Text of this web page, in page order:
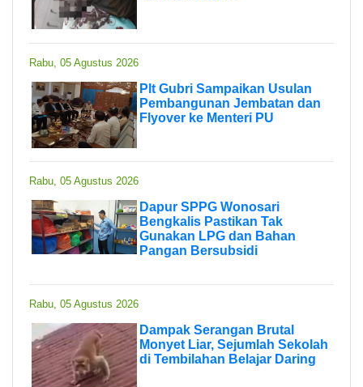
Rabu, 05 Agustus 2026
Plt Gubri Sampaikan Usulan
Pembangunan Jembatan dan
Flyover ke Menteri PU
Rabu, 05 Agustus 2026
Dapur SPPG Wonosari
Bengkalis Pastikan Tak
Gunakan LPG dan Bahan
Pangan Bersubsidi
Rabu, 05 Agustus 2026
Dampak Serangan Brutal
Monyet Liar, Sejumlah Sekolah
di Tembilahan Belajar Daring